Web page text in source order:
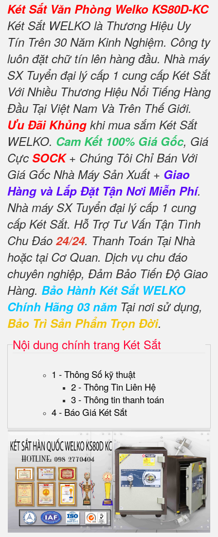
Két Sắt Văn Phòng Welko KS80D-KC
Két Sắt WELKO là Thương Hiệu Uy
Tín Trên 30 Năm Kinh Nghiệm. Công ty
luôn đặt chữ tín lên hàng đầu. Nhà máy
SX Tuyển đại lý cấp 1 cung cấp Két Sắt
Với Nhiều Thương Hiệu Nổi Tiếng Hàng
Đầu Tại Việt Nam Và Trên Thế Giới.
Ưu Đãi Khủng khi mua sắm Két Sắt
WELKO. Cam Kết 100% Giá Gốc, Giá
Cực SOCK+ Chúng Tôi Chỉ Bán Với
Giá Gốc Nhà Máy Sản Xuất + Giao
Hàng và Lắp Đặt Tận Nơi Miễn Phí.
Nhà máy SX Tuyển đại lý cấp 1 cung
cấp Két Sắt. Hỗ Trợ Tư Vấn Tận Tình
Chu Đáo 24/24. Thanh Toán Tại Nhà
hoặc tại Cơ Quan. Dịch vụ chu đáo
chuyên nghiệp, Đảm Bảo Tiến Độ Giao
Hàng. Bảo Hành Két Sắt WELKO
Chính Hãng 03 năm Tại nơi sử dụng,
Bảo Trì Sản Phẩm Trọn Đời.
Nội dung chính trang Két Sắt
1 - Thông Số kỹ thuật
2 - Thông Tin Liên Hệ
3 - Thông tin thanh toán
4 - Báo Giá Két Sắt